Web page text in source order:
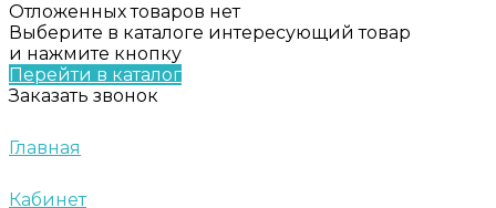
Отложенных товаров нет
Выберите в каталоге интересующий товар
и нажмите кнопку
Перейти в каталог
Заказать звонок
Главная
Кабинет